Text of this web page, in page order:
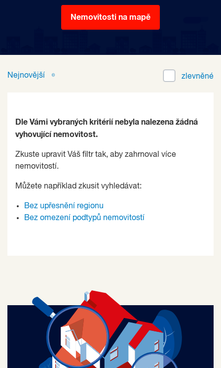
Nemovitosti na mapě
Nejnovější zlevněné
Dle Vámi vybraných kritérií nebyla nalezena žádná
vyhovující nemovitost.
Zkuste upravit Váš filtr tak, aby zahrnoval více
nemovitostí.
Můžete například zkusit vyhledávat:
Bez upřesnění regionu
Bez omezení podtypů nemovitostí